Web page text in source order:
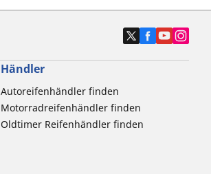
Händler
Autoreifenhändler finden
Motorradreifenhändler finden
Oldtimer Reifenhändler finden